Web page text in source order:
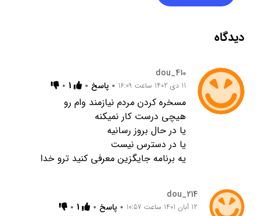
دیدگاه
dou_410
11 دی 1402 ساعت 16:09 پاسخ 1
مسخره کردن مردم نیازمند وام رو
هیچی درست کار نمیکنه
یا در حال بروز رسانیه
یا در دسترس نیست
یه برنامه جایگزین معرفی کنید ترو خدا
dou_214
12 آبان 1401 ساعت 10:57 پاسخ 1